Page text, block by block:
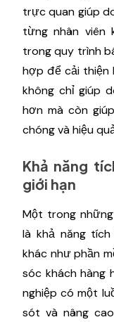
trực quan giúp
từng nhân viên
trong quy trình
hợp để cải thiện
không chỉ giúp
hơn mà còn
chóng và hiệu
Khả năng
giới hạn
Một trong
là khả năng
khác như phần
sóc khách hàng
nghiệp có một
sót và nâng